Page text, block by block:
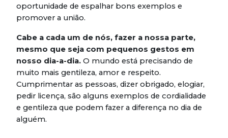
oportunidade de espalhar bons exemplos e
promover a união.
Cabe a cada um de nós, fazer a nossa parte,
mesmo que seja com pequenos gestos em
nosso dia-a-dia. O mundo está precisando de
muito mais gentileza, amor e respeito.
Cumprimentar as pessoas, dizer obrigado, elogiar,
pedir licença, são alguns exemplos de cordialidade
e gentileza que podem fazer a diferença no dia de
alguém.